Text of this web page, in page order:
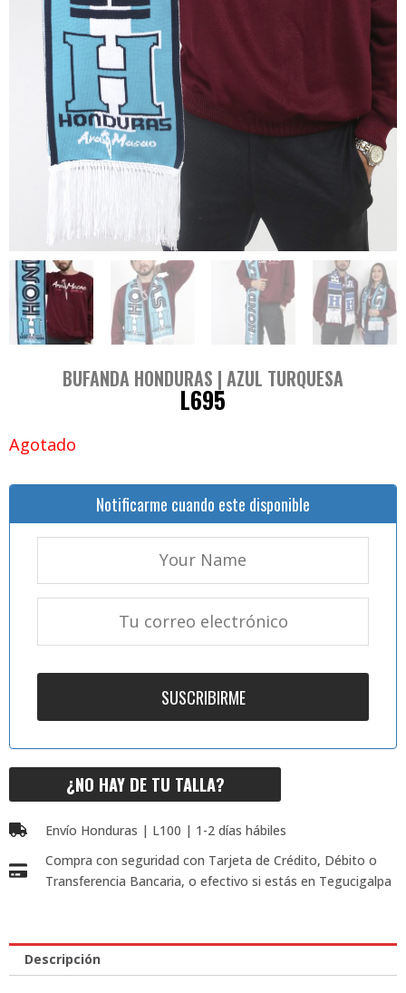
BUFANDA HONDURAS | AZUL TURQUESA
L695
Agotado
Notificarme cuando este disponible
¿NO HAY DE TU TALLA?
Envío Honduras | L100 | 1-2 días hábiles
Compra con seguridad con Tarjeta de Crédito, Débito o
Transferencia Bancaria, o efectivo si estás en Tegucigalpa
Descripción